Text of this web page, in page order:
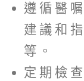
遵循醫
建議和
等。
定期檢